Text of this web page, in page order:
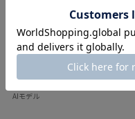
AIモデル